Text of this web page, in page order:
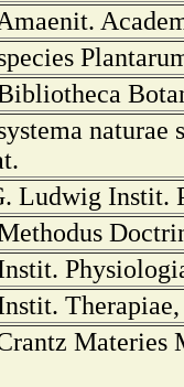
naturae
Ludwig Instit.
Materies